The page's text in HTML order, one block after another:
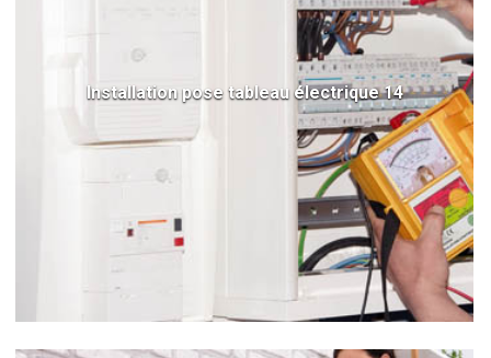
Installation pose tableau électrique 14